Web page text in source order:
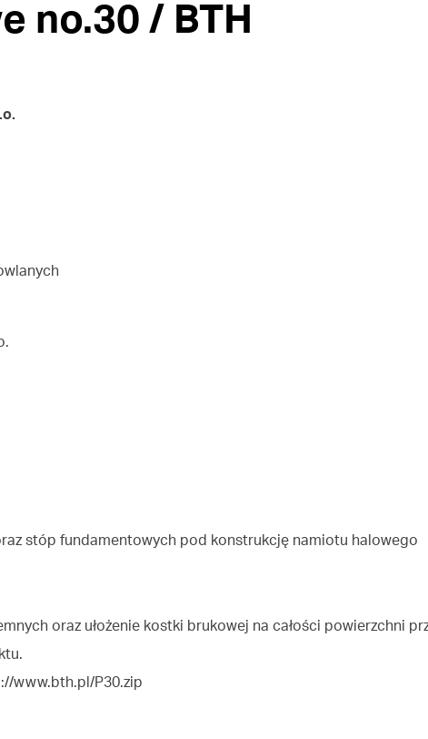
no.30 / BTH
stóp fundamentowych pod konstrukcję namiotu halowego
oraz ułożenie kostki brukowej na całości powierzchni
www.bth.pl/P30.zip